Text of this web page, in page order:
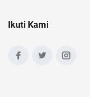
Ikuti Kami